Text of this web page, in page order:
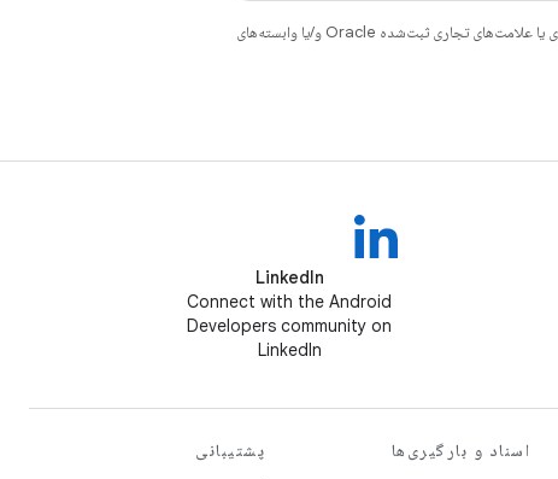
هستند. جاوا و OpenJDK علامت‌های تجاری یا علامت‌های تجاری ثبت‌شده Oracle و/یا وابسته‌های
LinkedIn
Connect with the Android
Developers community on
LinkedIn
اسناد و بارگیری‌ها
پشتیبانی